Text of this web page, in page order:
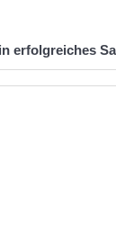
erfolgreiches